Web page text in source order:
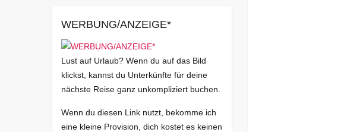
WERBUNG/ANZEIGE*
Lust auf Urlaub? Wenn du auf das Bild
klickst, kannst du Unterkünfte für deine
nächste Reise ganz unkompliziert buchen.
Wenn du diesen Link nutzt, bekomme ich
eine kleine Provision, dich kostet es keinen